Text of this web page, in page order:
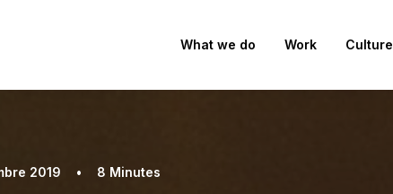
What we do Work Culture
2019 • 8 Minutes